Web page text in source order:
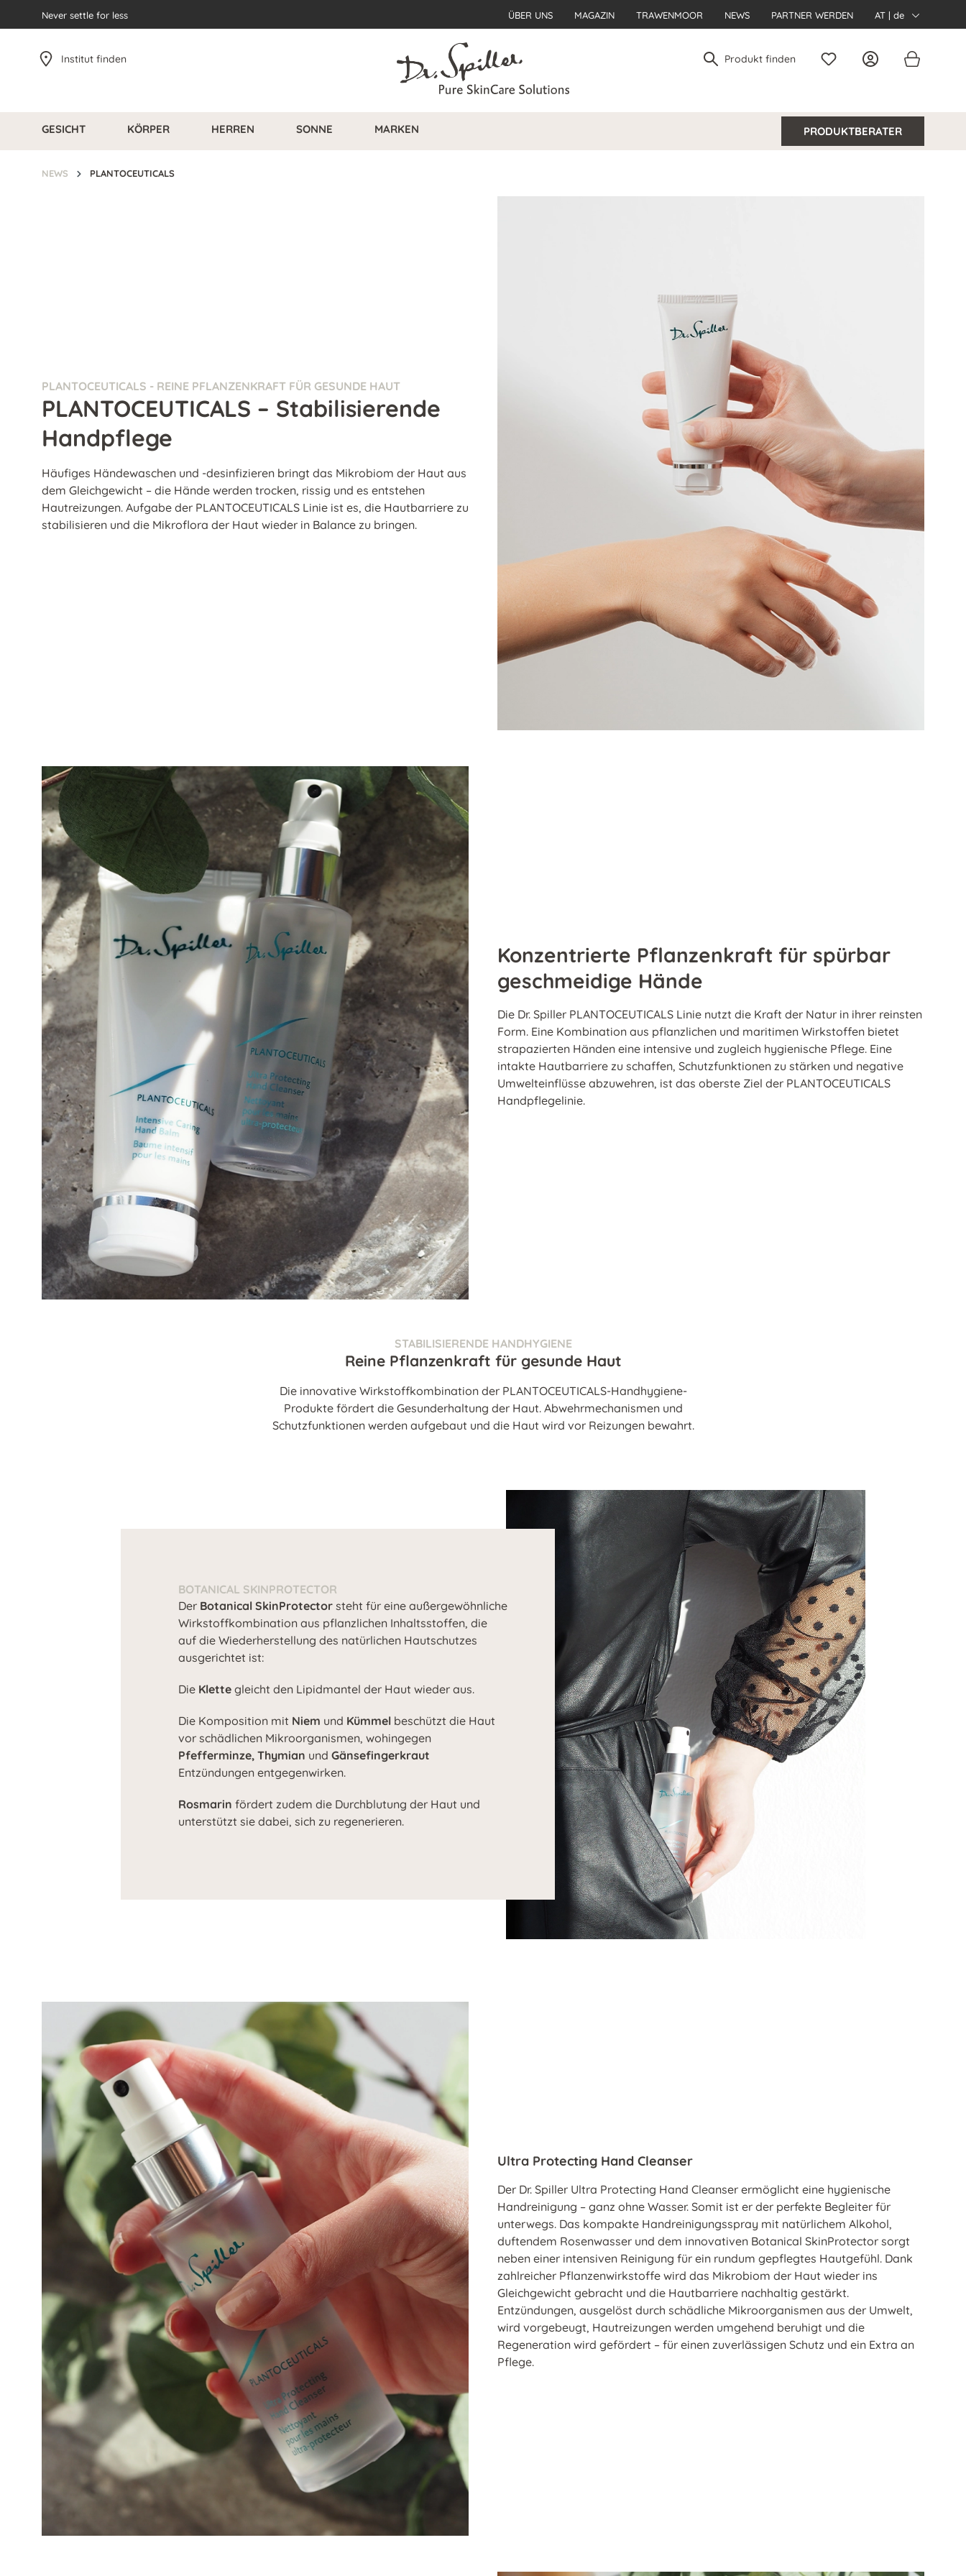
Zur Hauptnavigation springen
Never settle for less ÜBER UNS MAGAZIN TRAWENMOOR NEWS PARTNER WERDEN AT | de
Institut finden
GESICHT KÖRPER HERREN SONNE MARKEN PRODUKTBERATER
NEWS PLANTOCEUTICALS
PLANTOCEUTICALS - REINE PFLANZENKRAFT FÜR GESUNDE HAUT
PLANTOCEUTICALS – Stabilisierende
Handpflege
Häufiges Händewaschen und -desinfizieren bringt das Mikrobiom der Haut aus
dem Gleichgewicht – die Hände werden trocken, rissig und es entstehen
Hautreizungen. Aufgabe der PLANTOCEUTICALS Linie ist es, die Hautbarriere zu
stabilisieren und die Mikroflora der Haut wieder in Balance zu bringen.
Konzentrierte Pflanzenkraft für spürbar
geschmeidige Hände
Die Dr. Spiller PLANTOCEUTICALS Linie nutzt die Kraft der Natur in ihrer reinsten
Form. Eine Kombination aus pflanzlichen und maritimen Wirkstoffen bietet
strapazierten Händen eine intensive und zugleich hygienische Pflege. Eine
intakte Hautbarriere zu schaffen, Schutzfunktionen zu stärken und negative
Umwelteinflüsse abzuwehren, ist das oberste Ziel der PLANTOCEUTICALS
Handpflegelinie.
STABILISIERENDE HANDHYGIENE
Reine Pflanzenkraft für gesunde Haut
Die innovative Wirkstoffkombination der PLANTOCEUTICALS-Handhygiene-
Produkte fördert die Gesunderhaltung der Haut. Abwehrmechanismen und
Schutzfunktionen werden aufgebaut und die Haut wird vor Reizungen bewahrt.
BOTANICAL SKINPROTECTOR
Der Botanical SkinProtector steht für eine außergewöhnliche
Wirkstoffkombination aus pflanzlichen Inhaltsstoffen, die
auf die Wiederherstellung des natürlichen Hautschutzes
ausgerichtet ist:
Die Klette gleicht den Lipidmantel der Haut wieder aus.
Die Komposition mit Niem und Kümmel beschützt die Haut
vor schädlichen Mikroorganismen, wohingegen
Pfefferminze, Thymian und Gänsefingerkraut
Entzündungen entgegenwirken.
Rosmarin fördert zudem die Durchblutung der Haut und
unterstützt sie dabei, sich zu regenerieren.
Ultra Protecting Hand Cleanser
Der Dr. Spiller Ultra Protecting Hand Cleanser ermöglicht eine hygienische
Handreinigung – ganz ohne Wasser. Somit ist er der perfekte Begleiter für
unterwegs. Das kompakte Handreinigungsspray mit natürlichem Alkohol,
duftendem Rosenwasser und dem innovativen Botanical SkinProtector sorgt
neben einer intensiven Reinigung für ein rundum gepflegtes Hautgefühl. Dank
zahlreicher Pflanzenwirkstoffe wird das Mikrobiom der Haut wieder ins
Gleichgewicht gebracht und die Hautbarriere nachhaltig gestärkt.
Entzündungen, ausgelöst durch schädliche Mikroorganismen aus der Umwelt,
wird vorgebeugt, Hautreizungen werden umgehend beruhigt und die
Regeneration wird gefördert – für einen zuverlässigen Schutz und ein Extra an
Pflege.